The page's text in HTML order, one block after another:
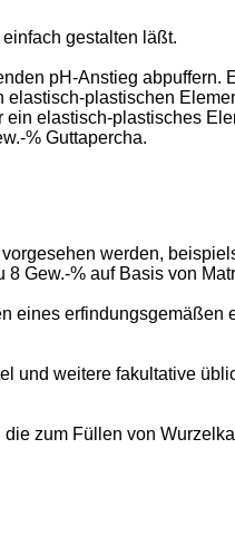
gestalten läßt.
pH-Anstieg abpuffern.
plastischen
elastisch-plastisches
% Guttapercha.
werden,
Gew.-% auf Basis von
eines erfindungsgemäßen
und weitere fakultative
zum Füllen von